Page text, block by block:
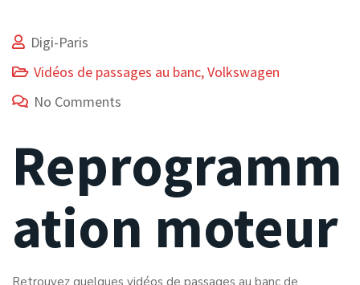
Digi-Paris
Vidéos de passages au banc,Volkswagen
No Comments
Reprogramm
ation moteur
Retrouvez quelques vidéos de passages au banc de